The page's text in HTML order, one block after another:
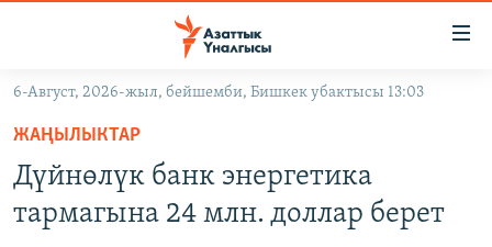
Навигацияга
өтүңүз
Издөөгө
салыңызКЫРГЫЗСТАН
ДҮЙНӨ
УКРАИНА
6-Август, 2026-жыл, бейшемби, Бишкек убактысы 13:03
ЖАҢЫЛЫКТАР
Дүйнөлүк банк энергетика
тармагына 24 млн. доллар берет